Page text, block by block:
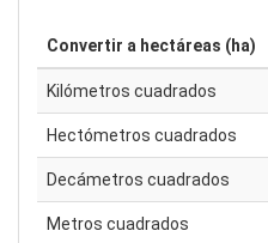
Convertir a hectáreas (ha)
Kilómetros cuadrados
Hectómetros cuadrados
Decámetros cuadrados
Metros cuadrados